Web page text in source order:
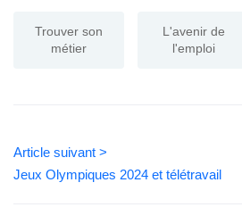
Trouver son
métier
L'avenir de
l'emploi
Article suivant >
Jeux Olympiques 2024 et télétravail